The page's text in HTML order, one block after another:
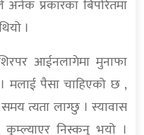
प्रकारका बिपरितमा
।
आईनलागेमा मुनाफा
पैसा चाहिएको छ ,
त्यता लाग्छु । स्यावास
निस्कनु भयो ।